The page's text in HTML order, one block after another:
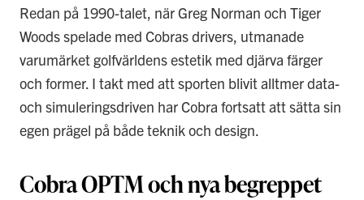
Redan på 1990-talet, när Greg Norman och Tiger
Woods spelade med Cobras drivers, utmanade
varumärket golfvärldens estetik med djärva färger
och former. I takt med att sporten blivit alltmer data-
och simuleringsdriven har Cobra fortsatt att sätta sin
egen prägel på både teknik och design.
Cobra OPTM och nya begreppet